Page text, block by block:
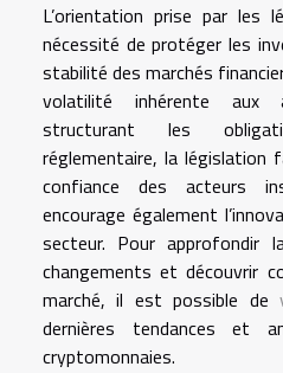
L’orientation prise par les
nécessité de protéger les
stabilité des marchés
volatilité inhérente aux
structurant les
réglementaire, la législation
confiance des acteurs
encourage également
secteur. Pour approfondir
changements et découvrir
marché, il est possible de
dernières tendances et
cryptomonnaies.